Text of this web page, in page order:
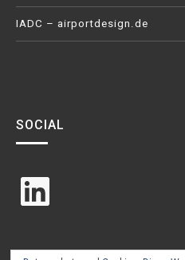
IADC – airportdesign.de
SOCIAL
LinkedIn